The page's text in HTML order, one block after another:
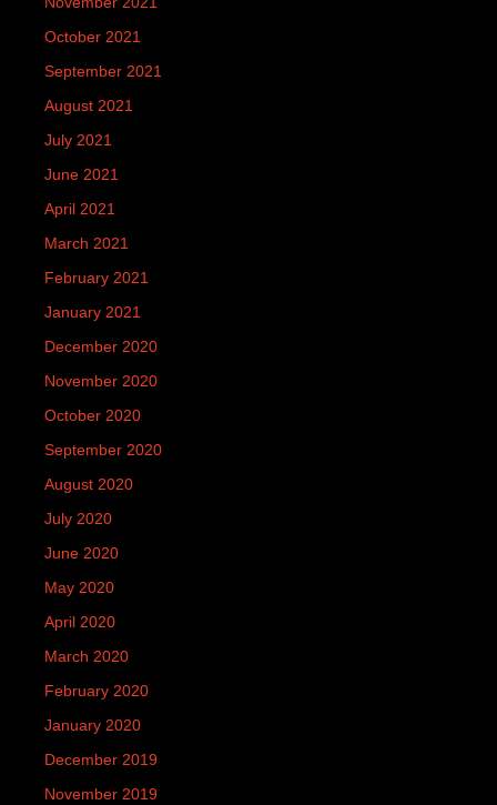
October 2021
September 2021
August 2021
July 2021
June 2021
April 2021
March 2021
February 2021
January 2021
December 2020
November 2020
October 2020
September 2020
August 2020
July 2020
June 2020
May 2020
April 2020
March 2020
February 2020
January 2020
December 2019
November 2019